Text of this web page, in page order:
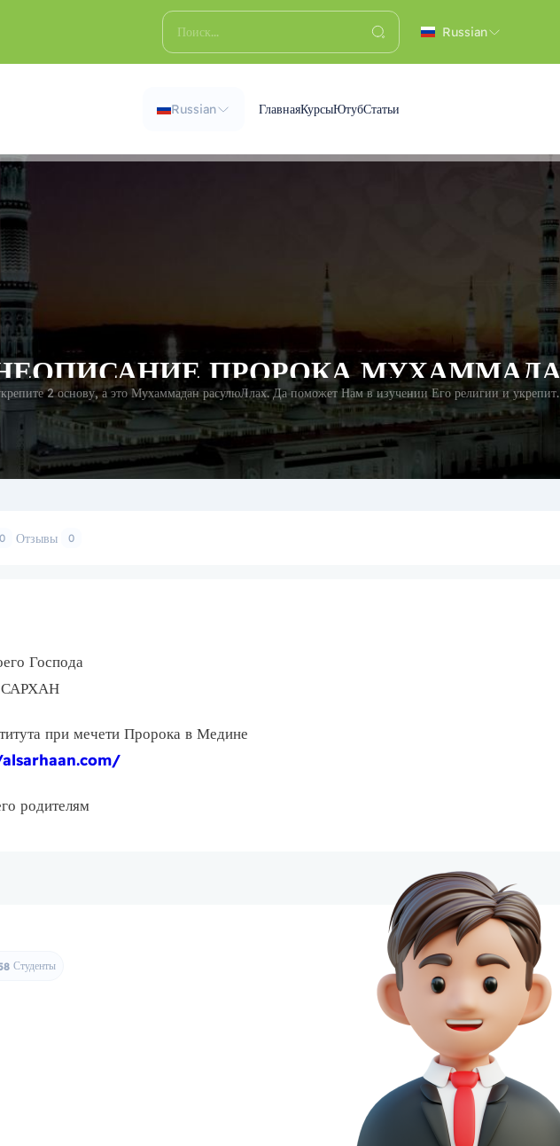
Russian
Russian ГлавнаяКурсыЮтубСтатьи
2 основу, а это Мухаммадан расулюЛлах. Да поможет Нам в изучении Его религии и укрепит.
0 Отзывы 0
Господа
САРХАН
при мечети Пророка в Медине
родителям
Студенты